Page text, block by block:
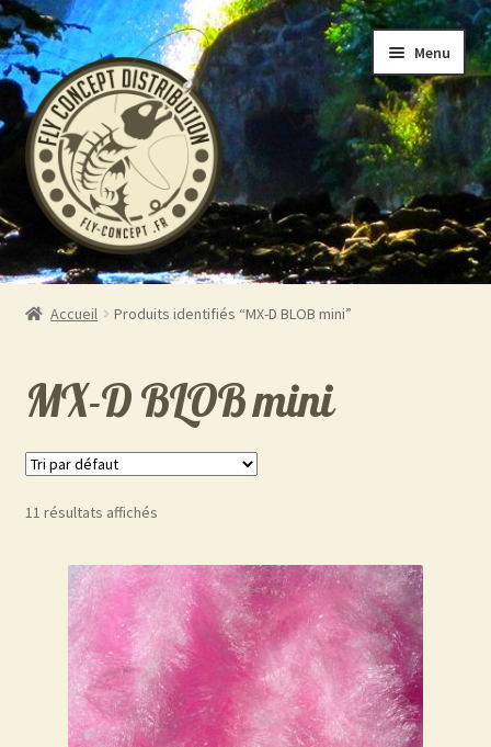
Aller
à
la
navigation
Aller
au
contenu
Menu
Accueil
A propos
Contact 06.19.39.19.88
Accueil Produits identifiés “MX-D BLOB mini”
MX-D BLOB mini
11 résultats affichés